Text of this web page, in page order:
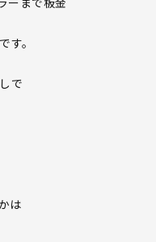
す。
で
は